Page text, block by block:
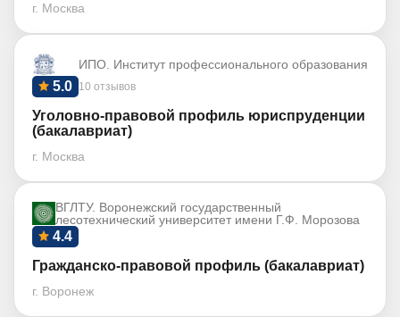
г. Москва
ИПО. Институт профессионального образования
10 отзывов
5.0
Уголовно-правовой профиль юриспруденции
(бакалавриат)
г. Москва
ВГЛТУ. Воронежский государственный
лесотехнический университет имени Г.Ф. Морозова
4.4
Гражданско-правовой профиль (бакалавриат)
г. Воронеж